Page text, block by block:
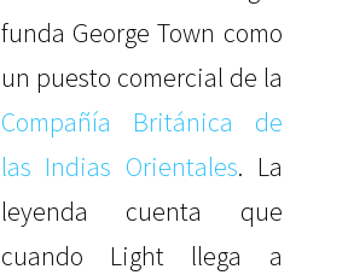
funda George Town como
un puesto comercial de la
Compañía Británica de
las Indias Orientales. La
leyenda cuenta que
cuando Light llega a